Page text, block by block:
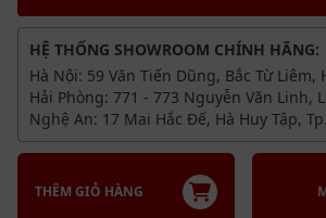
HỆ THỐNG SHOWROOM CHÍNH HÃNG:
Hà Nội: 59 Văn Tiến Dũng, Bắc Từ Liêm,
Hải Phòng: 771 - 773 Nguyễn Văn Linh,
Nghệ An: 17 Mai Hắc Đế, Hà Huy Tập,
THÊM GIỎ HÀNG